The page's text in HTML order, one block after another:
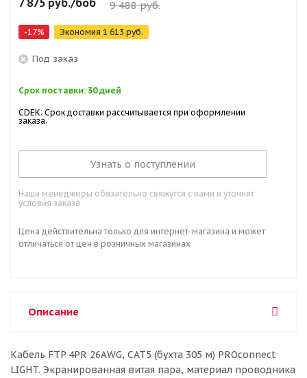
7 875 руб./боб 9 488руб.
-17% Экономия 1 613 руб.
Под заказ
Срок поставки: 30 дней
CDEK: Срок доставки рассчитывается при оформлении
заказа.
Узнать о поступлении
Наши менеджеры обязательно свяжутся с вами и уточнят
условия заказа
Цена действительна только для интернет-магазина и может
отличаться от цен в розничных магазинах
Описание
Кабель FTP 4PR 26AWG, CAT5 (бухта 305 м) PROconnect
LIGHT. Экранированная витая пара, материал проводника